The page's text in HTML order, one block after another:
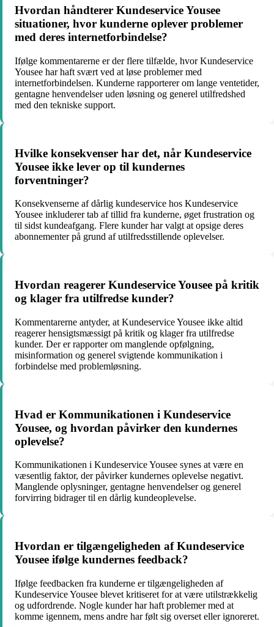
Hvordan håndterer Kundeservice Yousee
situationer, hvor kunderne oplever problemer
med deres internetforbindelse?
Ifølge kommentarerne er der flere tilfælde, hvor Kundeservice
Yousee har haft svært ved at løse problemer med
internetforbindelsen. Kunderne rapporterer om lange ventetider,
gentagne henvendelser uden løsning og generel utilfredshed
med den tekniske support.
Hvilke konsekvenser har det, når Kundeservice
Yousee ikke lever op til kundernes
forventninger?
Konsekvenserne af dårlig kundeservice hos Kundeservice
Yousee inkluderer tab af tillid fra kunderne, øget frustration og
til sidst kundeafgang. Flere kunder har valgt at opsige deres
abonnementer på grund af utilfredsstillende oplevelser.
Hvordan reagerer Kundeservice Yousee på kritik
og klager fra utilfredse kunder?
Kommentarerne antyder, at Kundeservice Yousee ikke altid
reagerer hensigtsmæssigt på kritik og klager fra utilfredse
kunder. Der er rapporter om manglende opfølgning,
misinformation og generel svigtende kommunikation i
forbindelse med problemløsning.
Hvad er Kommunikationen i Kundeservice
Yousee, og hvordan påvirker den kundernes
oplevelse?
Kommunikationen i Kundeservice Yousee synes at være en
væsentlig faktor, der påvirker kundernes oplevelse negativt.
Manglende oplysninger, gentagne henvendelser og generel
forvirring bidrager til en dårlig kundeoplevelse.
Hvordan er tilgængeligheden af Kundeservice
Yousee ifølge kundernes feedback?
Ifølge feedbacken fra kunderne er tilgængeligheden af
Kundeservice Yousee blevet kritiseret for at være utilstrækkelig
og udfordrende. Nogle kunder har haft problemer med at
komme igennem, mens andre har følt sig overset eller ignoreret.